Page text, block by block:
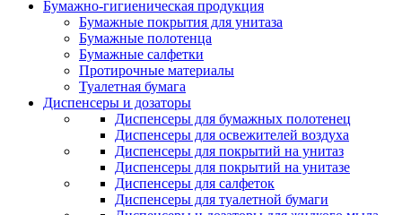
Бумажно-гигиеническая продукция
Бумажные покрытия для унитаза
Бумажные полотенца
Бумажные салфетки
Протирочные материалы
Туалетная бумага
Диспенсеры и дозаторы
Диспенсеры для бумажных полотенец
Диспенсеры для освежителей воздуха
Диспенсеры для покрытий на унитаз
Диспенсеры для покрытий на унитазе
Диспенсеры для салфеток
Диспенсеры для туалетной бумаги